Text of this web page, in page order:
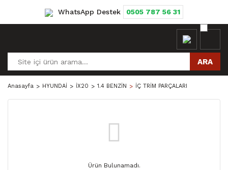
WhatsApp Destek 0505 787 56 31
ARA
Anasayfa HYUNDAİ İX20 1.4 BENZİN İÇ TRİM PARÇALARI
Ürün Bulunamadı.